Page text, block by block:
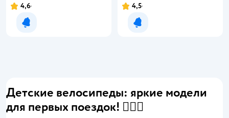
4,6
Уведомить о появлении
4,5
Уведомить о появлении
Детские велосипеды: яркие модели
для первых поездок! 🚴‍♂️✨